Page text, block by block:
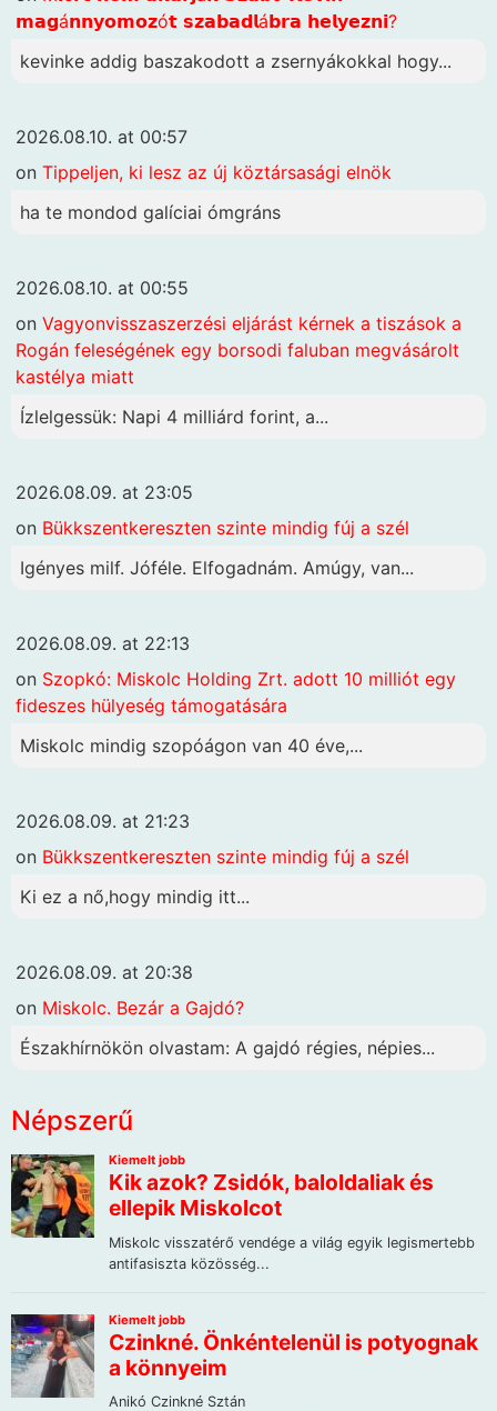
𝗺𝗮𝗴á𝗻𝗻𝘆𝗼𝗺𝗼𝘇ó𝘁 𝘀𝘇𝗮𝗯𝗮𝗱𝗹á𝗯𝗿𝗮 𝗵𝗲𝗹𝘆𝗲𝘇𝗻𝗶?
kevinke addig baszakodott a zsernyákokkal hogy...
2026.08.10. at 00:57
on Tippeljen, ki lesz az új köztársasági elnök
ha te mondod galíciai ómgráns
2026.08.10. at 00:55
on Vagyonvisszaszerzési eljárást kérnek a tiszások a
Rogán feleségének egy borsodi faluban megvásárolt
kastélya miatt
Ízlelgessük: Napi 4 milliárd forint, a...
2026.08.09. at 23:05
on Bükkszentkereszten szinte mindig fúj a szél
Igényes milf. Jóféle. Elfogadnám. Amúgy, van...
2026.08.09. at 22:13
on Szopkó: Miskolc Holding Zrt. adott 10 milliót egy
fideszes hülyeség támogatására
Miskolc mindig szopóágon van 40 éve,...
2026.08.09. at 21:23
on Bükkszentkereszten szinte mindig fúj a szél
Ki ez a nő,hogy mindig itt...
2026.08.09. at 20:38
on Miskolc. Bezár a Gajdó?
Északhírnökön olvastam: A gajdó régies, népies...
Népszerű